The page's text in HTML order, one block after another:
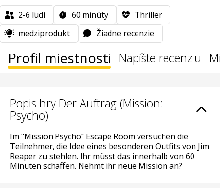
2-6 ľudí 60 minúty
Thriller
medziprodukt
Žiadne recenzie
Profil miestnosti Napíšte recenziu
Popis hry Der Auftrag (Mission:
Psycho)
Im "Mission Psycho" Escape Room versuchen die
Teilnehmer, die Idee eines besonderen Outfits von Jim
Reaper zu stehlen. Ihr müsst das innerhalb von 60
Minuten schaffen. Nehmt ihr neue Mission an?